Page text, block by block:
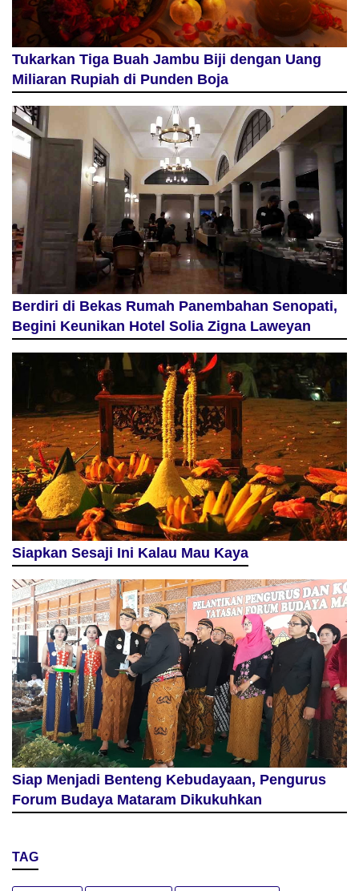
Tukarkan Tiga Buah Jambu Biji dengan Uang
Miliaran Rupiah di Punden Boja
Berdiri di Bekas Rumah Panembahan Senopati,
Begini Keunikan Hotel Solia Zigna Laweyan
Siapkan Sesaji Ini Kalau Mau Kaya
Siap Menjadi Benteng Kebudayaan, Pengurus
Forum Budaya Mataram Dikukuhkan
TAG